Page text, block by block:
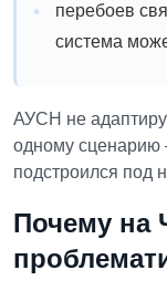
перебоев
система
АУСН не
одному сценарию
подстроился под
Почему на